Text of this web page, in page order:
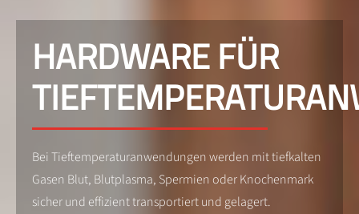
HARDWARE FÜR
Bei Tieftemperaturanwendungen werden mit tiefkalten
Gasen Blut, Blutplasma, Spermien oder Knochenmark
sicher und effizient transportiert und gelagert.